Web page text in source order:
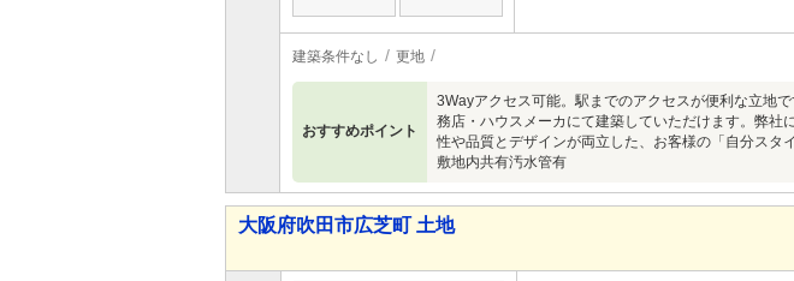
建築条件なし 更地
おすすめポイント
3Wayアクセス可能。駅までのアクセスが便利な立地
務店・ハウスメーカにて建築していただけます。弊社
性や品質とデザインが両立した、お客様の「自分ス
敷地内共有汚水管有
大阪府吹田市広芝町 土地